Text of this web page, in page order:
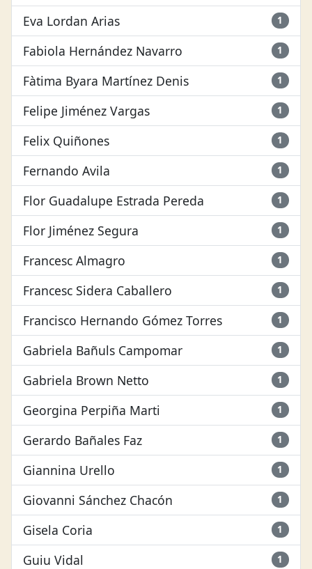
Eva Lordan Arias 1
Fabiola Hernández Navarro 1
Fàtima Byara Martínez Denis 1
Felipe Jiménez Vargas 1
Felix Quiñones 1
Fernando Avila 1
Flor Guadalupe Estrada Pereda 1
Flor Jiménez Segura 1
Francesc Almagro 1
Francesc Sidera Caballero 1
Francisco Hernando Gómez Torres 1
Gabriela Bañuls Campomar 1
Gabriela Brown Netto 1
Georgina Perpiña Marti 1
Gerardo Bañales Faz 1
Giannina Urello 1
Giovanni Sánchez Chacón 1
Gisela Coria 1
Guiu Vidal 1